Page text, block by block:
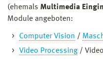
(ehemals Multimedia
Module angeboten:
Computer Vision /
Video Processing /